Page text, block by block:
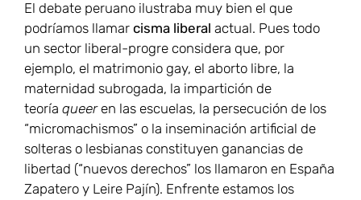
El debate peruano ilustraba muy bien el que
podríamos llamar cisma liberal actual. Pues todo
un sector liberal-progre considera que, por
ejemplo, el matrimonio gay, el aborto libre, la
maternidad subrogada, la impartición de
teoría queeren las escuelas, la persecución de los
“micromachismos” o la inseminación artificial de
solteras o lesbianas constituyen ganancias de
libertad (“nuevos derechos” los llamaron en España
Zapatero y Leire Pajín). Enfrente estamos los